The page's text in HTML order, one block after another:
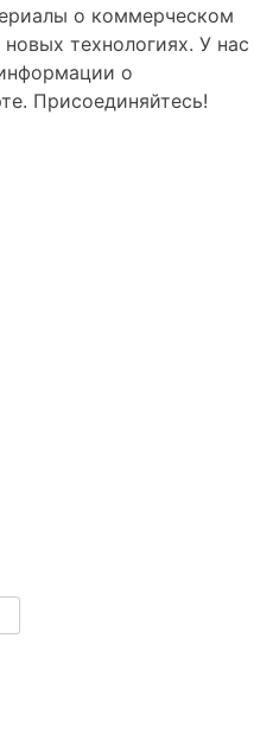
о коммерческом
технологиях. У нас
о
Присоединяйтесь!